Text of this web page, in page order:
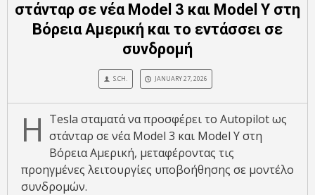
στάνταρ σε νέα Model 3 και Model Y στη
Βόρεια Αμερική και το εντάσσει σε
συνδρομή
S.CH. JANUARY 27, 2026
Η Tesla σταματά να προσφέρει το Autopilot ως
στάνταρ σε νέα Model 3 και Model Y στη
Βόρεια Αμερική, μεταφέροντας τις
προηγμένες λειτουργίες υποβοήθησης σε μοντέλο
συνδρομών.